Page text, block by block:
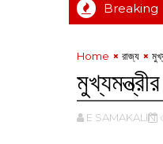
Breaking
Home রাজ্য
E SAMAKALIN